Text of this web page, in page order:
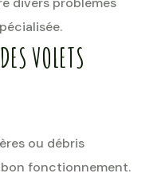
VOLETS
ou débris
fonctionnement.